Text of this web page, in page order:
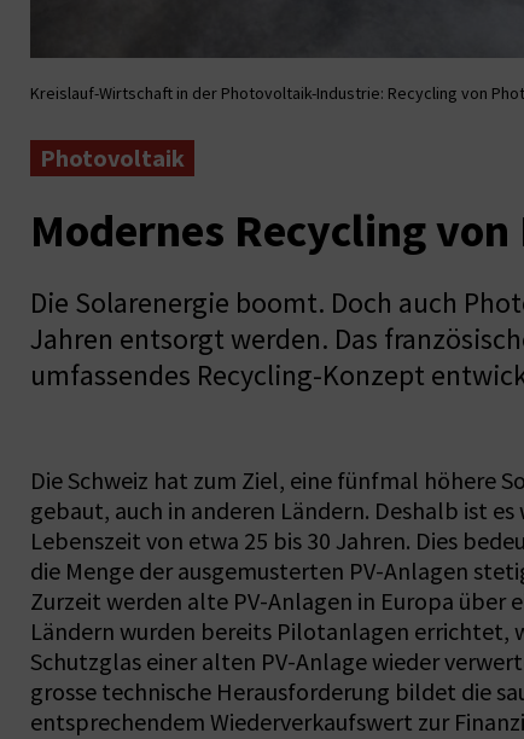
Kreislauf-Wirtschaft in der Photovoltaik-Industrie: Recycling von
Photovoltaik
Modernes Recycling von
Die Solarenergie boomt. Doch auch
Jahren entsorgt werden. Das
umfassendes Recycling-Konzept
Die Schweiz hat zum Ziel, eine fünfmal höhere
gebaut, auch in anderen Ländern. Deshalb ist
Lebenszeit von etwa 25 bis 30 Jahren. Dies
die Menge der ausgemusterten PV-Anlagen
Zurzeit werden alte PV-Anlagen in Europa
Ländern wurden bereits Pilotanlagen errichtet,
Schutzglas einer alten PV-Anlage wieder
grosse technische Herausforderung bildet die
entsprechendem Wiederverkaufswert zur